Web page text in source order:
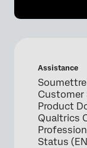
Assistance
Customer
Product
Qualtrics
Status